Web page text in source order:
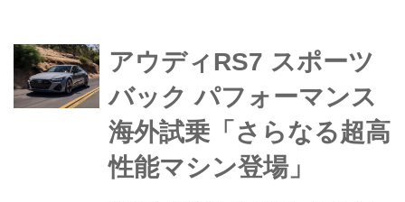
アウディRS7 スポーツ
バック パフォーマンス
海外試乗「さらなる超高
性能マシン登場」